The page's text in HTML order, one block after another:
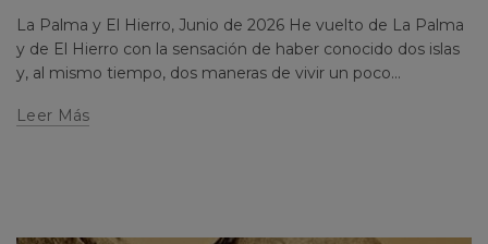
La Palma y El Hierro, Junio de 2026 He vuelto de La Palma
y de El Hierro con la sensación de haber conocido dos islas
y, al mismo tiempo, dos maneras de vivir un poco...
Leer Más